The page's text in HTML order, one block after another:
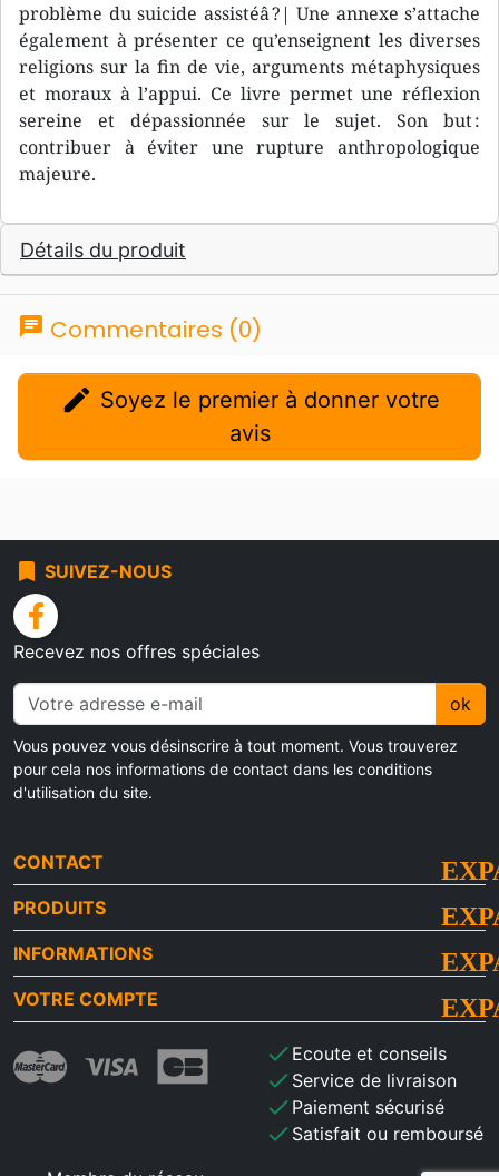
problème du suicide assistéâ ?| Une annexe s’attache
également à présenter ce qu’enseignent les diverses
religions sur la fin de vie, arguments métaphysiques
et moraux à l’appui. Ce livre permet une réflexion
sereine et dépassionnée sur le sujet. Son but :
contribuer à éviter une rupture anthropologique
majeure.
Détails du produit
chat Commentaires (0)
edit
avis
bookmark SUIVEZ-NOUS
facebook
Recevez nos offres spéciales
ok
Vous pouvez vous désinscrire à tout moment. Vous trouverez
pour cela nos informations de contact dans les conditions
d'utilisation du site.
CONTACT
PRODUITS
INFORMATIONS
VOTRE COMPTE
check Ecoute et conseils
check Service de livraison
check Paiement sécurisé
check Satisfait ou remboursé